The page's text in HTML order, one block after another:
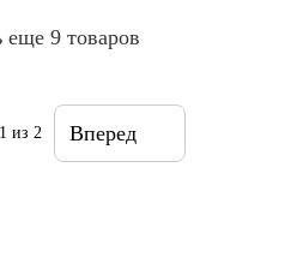
еще 9 товаров
1 из 2 Вперед